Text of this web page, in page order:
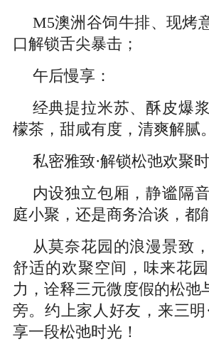
M5澳洲谷饲牛排、现烤
口解锁舌尖暴击；
午后慢享：
经典提拉米苏、酥皮爆
檬茶，甜咸有度，清爽解腻。
私密雅致·解锁松弛欢聚
内设独立包厢，静谧隔
庭小聚，还是商务洽谈，都
从莫奈花园的浪漫景致
舒适的欢聚空间，味来花
力，诠释三元微度假的松
旁。约上家人好友，来三
享一段松弛时光！